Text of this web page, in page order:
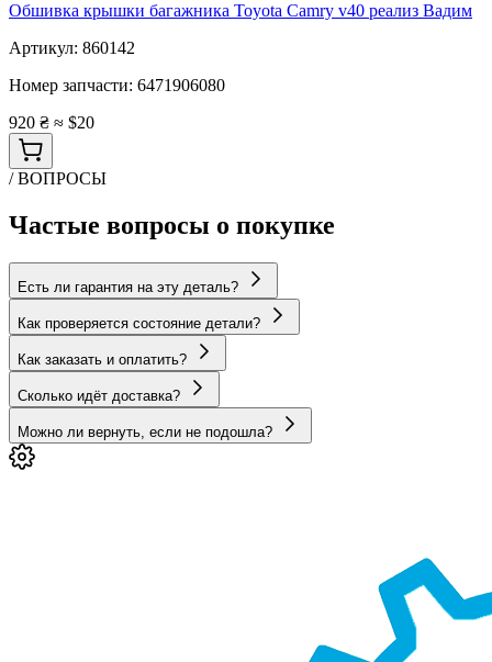
Обшивка крышки багажника Toyota Camry v40 реализ Вадим
Артикул: 860142
Номер запчасти: 6471906080
920 ₴ ≈ $20
/ ВОПРОСЫ
Частые вопросы о покупке
Есть ли гарантия на эту деталь?
Как проверяется состояние детали?
Как заказать и оплатить?
Сколько идёт доставка?
Можно ли вернуть, если не подошла?